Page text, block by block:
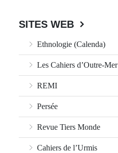
SITES WEB
Ethnologie (Calenda)
Les Cahiers d’Outre-Mer
REMI
Persée
Revue Tiers Monde
Cahiers de l’Urmis